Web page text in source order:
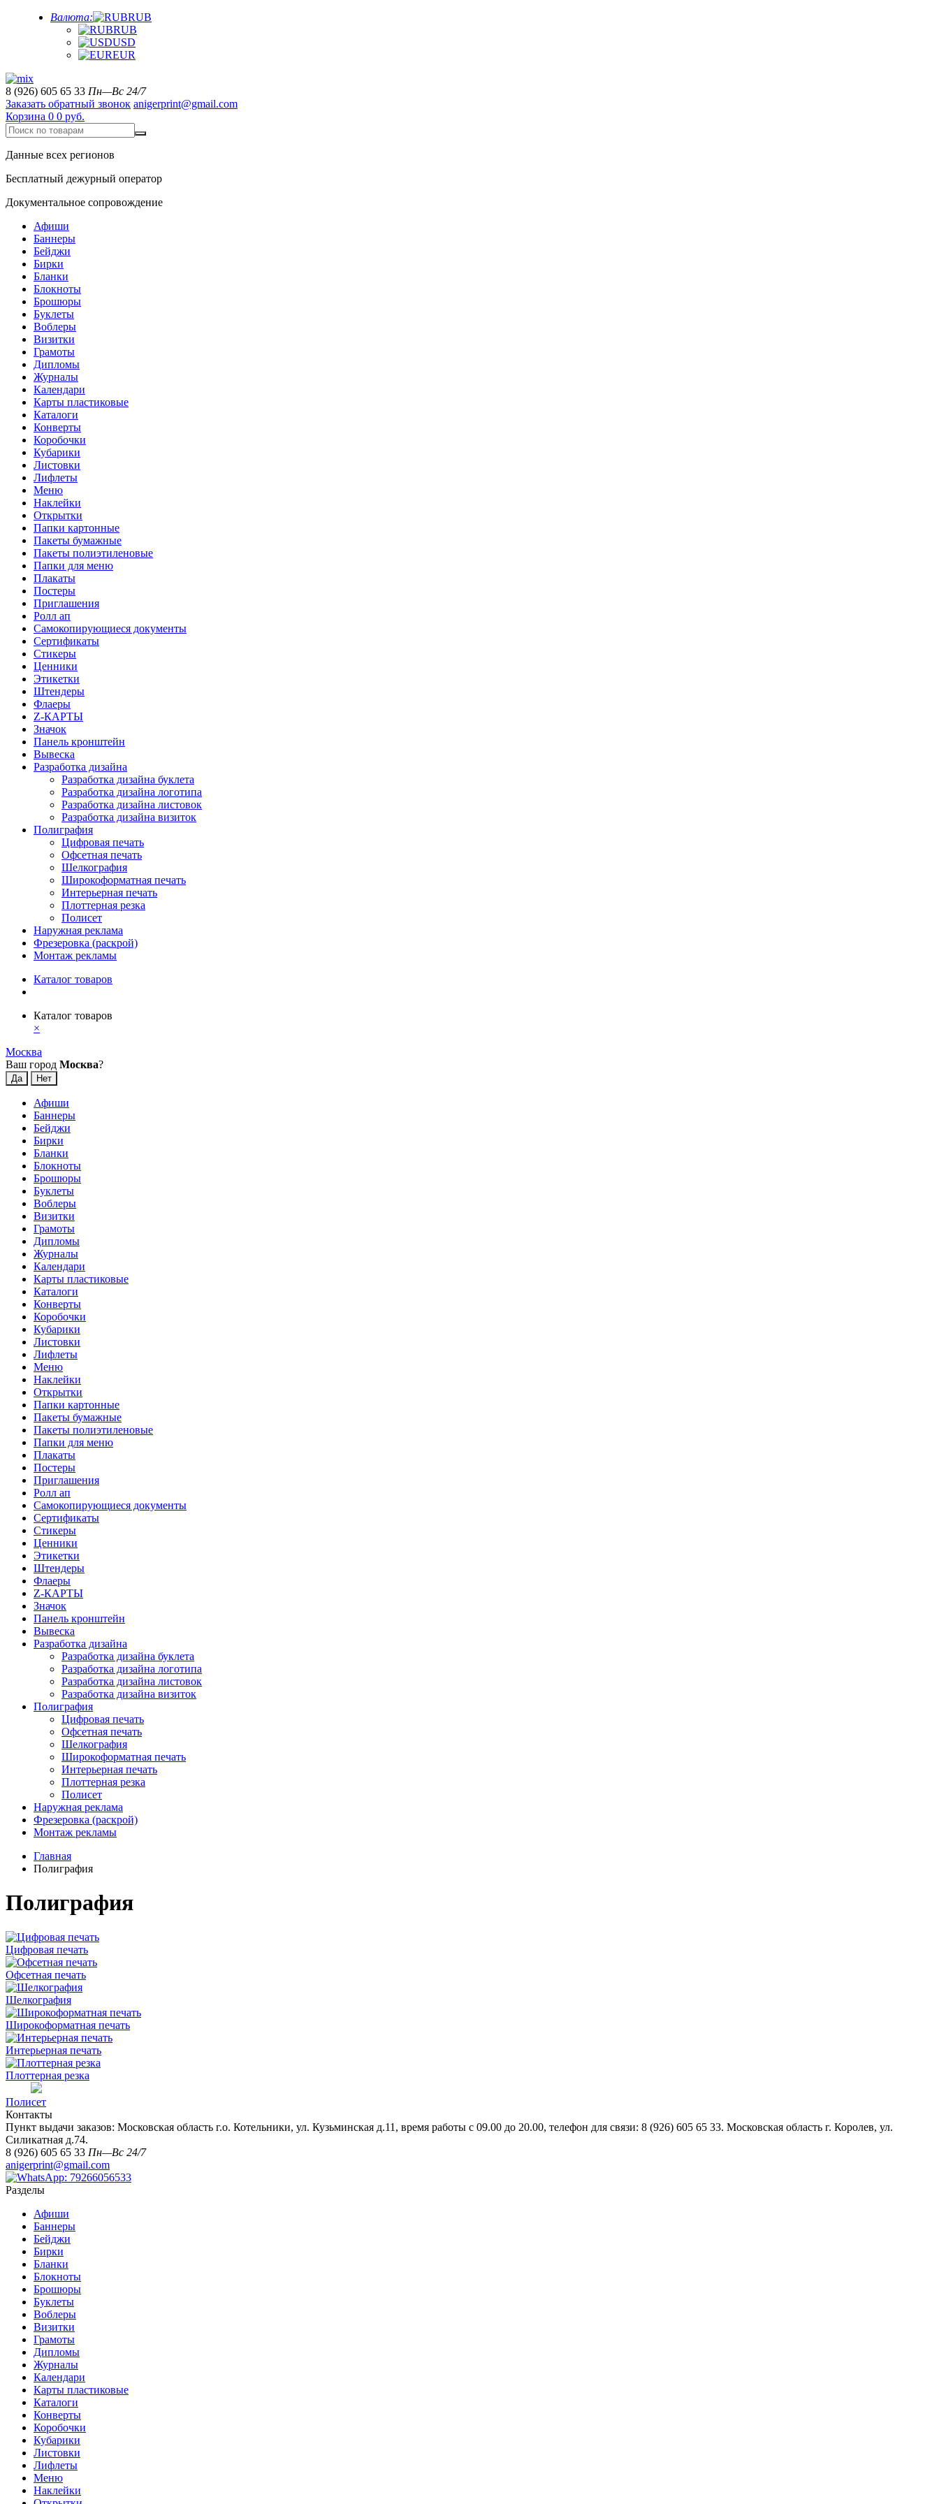
Валюта:
RUB
RUB
USD
EUR
8 (926) 605 65 33 Пн—Вс 24/7
Заказать обратный звонок anigerprint@gmail.com
Корзина 0 0 руб.
Данные всех регионов
Бесплатный дежурный оператор
Документальное сопровождение
Афиши
Баннеры
Бейджи
Бирки
Бланки
Блокноты
Брошюры
Буклеты
Воблеры
Визитки
Грамоты
Дипломы
Журналы
Календари
Карты пластиковые
Каталоги
Конверты
Коробочки
Кубарики
Листовки
Лифлеты
Меню
Наклейки
Открытки
Папки картонные
Пакеты бумажные
Пакеты полиэтиленовые
Папки для меню
Плакаты
Постеры
Приглашения
Ролл ап
Самокопирующиеся документы
Сертификаты
Стикеры
Ценники
Этикетки
Штендеры
Флаеры
Z-КАРТЫ
Значок
Панель кронштейн
Вывеска
Разработка дизайна
Разработка дизайна буклета
Разработка дизайна логотипа
Разработка дизайна листовок
Разработка дизайна визиток
Полиграфия
Цифровая печать
Офсетная печать
Шелкография
Широкоформатная печать
Интерьерная печать
Плоттерная резка
Полисет
Наружная реклама
Фрезеровка (раскрой)
Монтаж рекламы
Каталог товаров
Каталог товаров
×
Москва
Ваш город Москва?
Афиши
Баннеры
Бейджи
Бирки
Бланки
Блокноты
Брошюры
Буклеты
Воблеры
Визитки
Грамоты
Дипломы
Журналы
Календари
Карты пластиковые
Каталоги
Конверты
Коробочки
Кубарики
Листовки
Лифлеты
Меню
Наклейки
Открытки
Папки картонные
Пакеты бумажные
Пакеты полиэтиленовые
Папки для меню
Плакаты
Постеры
Приглашения
Ролл ап
Самокопирующиеся документы
Сертификаты
Стикеры
Ценники
Этикетки
Штендеры
Флаеры
Z-КАРТЫ
Значок
Панель кронштейн
Вывеска
Разработка дизайна
Разработка дизайна буклета
Разработка дизайна логотипа
Разработка дизайна листовок
Разработка дизайна визиток
Полиграфия
Цифровая печать
Офсетная печать
Шелкография
Широкоформатная печать
Интерьерная печать
Плоттерная резка
Полисет
Наружная реклама
Фрезеровка (раскрой)
Монтаж рекламы
Главная
Полиграфия
Полиграфия
Цифровая печать
Офсетная печать
Шелкография
Широкоформатная печать
Интерьерная печать
Плоттерная резка
Полисет
Контакты
Пункт выдачи заказов: Московская область г.о. Котельники, ул. Кузьминская д.11, время работы с 09.00 до 20.00, телефон для связи: 8 (926) 605 65 33. Московская область г. Королев, ул.
Силикатная д.74.
8 (926) 605 65 33 Пн—Вс 24/7
anigerprint@gmail.com
Разделы
Афиши
Баннеры
Бейджи
Бирки
Бланки
Блокноты
Брошюры
Буклеты
Воблеры
Визитки
Грамоты
Дипломы
Журналы
Календари
Карты пластиковые
Каталоги
Конверты
Коробочки
Кубарики
Листовки
Лифлеты
Меню
Наклейки